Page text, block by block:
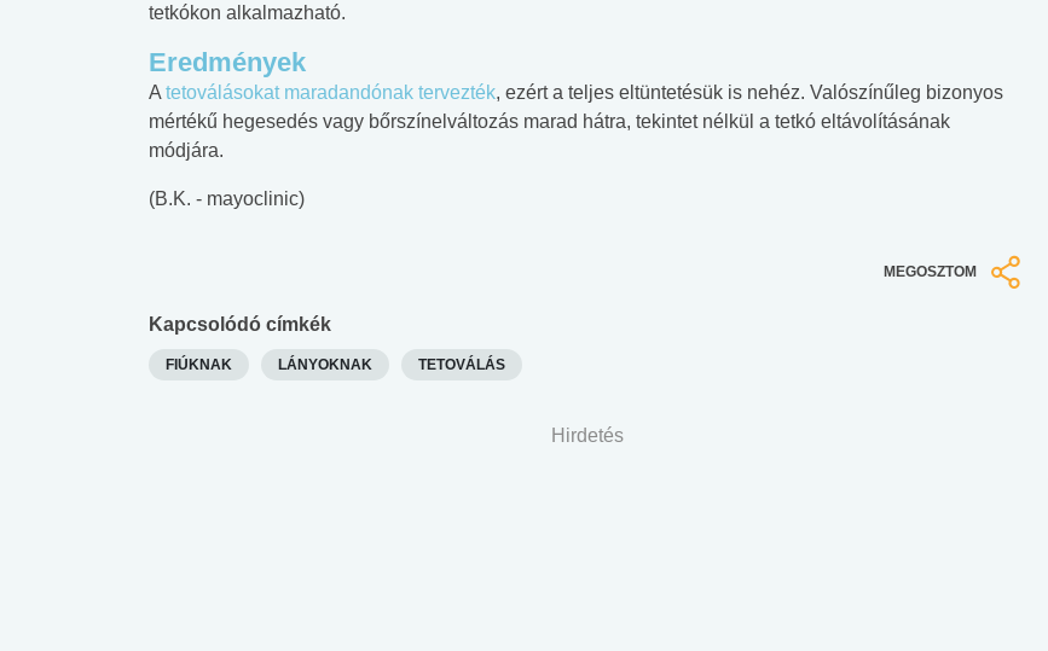
tetkókon alkalmazható.
Eredmények
A tetoválásokat maradandónak tervezték, ezért a teljes eltüntetésük is nehéz. Valószínűleg bizonyos
mértékű hegesedés vagy bőrszínelváltozás marad hátra, tekintet nélkül a tetkó eltávolításának
módjára.
(B.K. - mayoclinic)
MEGOSZTOM
Kapcsolódó címkék
FIÚKNAK LÁNYOKNAK TETOVÁLÁS
Hirdetés
#Zöldövezet
lábnyomod?
No.42